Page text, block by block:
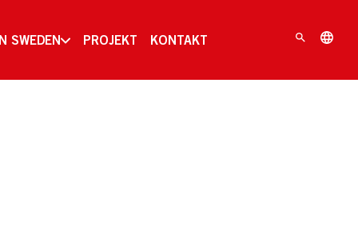
SWEDEN PROJEKT KONTAKT